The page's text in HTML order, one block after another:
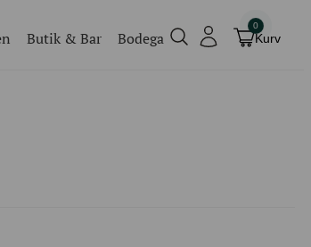
Butik & Bar Bodega
0
Kurv